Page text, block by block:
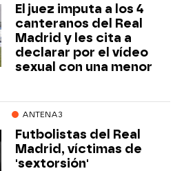
El juez imputa a los 4
canteranos del Real
Madrid y les cita a
declarar por el vídeo
sexual con una menor
ANTENA3
Futbolistas del Real
Madrid, víctimas de
'sextorsión'